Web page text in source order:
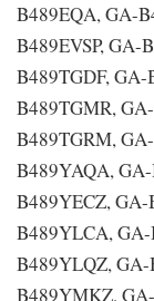
B489EQA, GA-
B489EVSP, GA-
B489TGDF,
B489TGMR,
B489TGRM,
B489YAQA,
B489YECZ,
B489YLCA,
B489YLQZ,
B489YMKZ,